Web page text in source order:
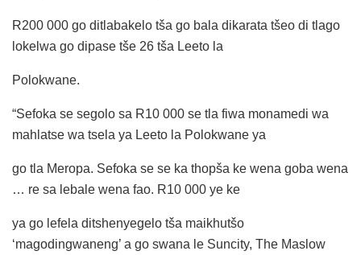
R200 000 go ditlabakelo tša go bala dikarata tšeo di tlago
lokelwa go dipase tše 26 tša Leeto la
Polokwane.
“Sefoka se segolo sa R10 000 se tla fiwa monamedi wa
mahlatse wa tsela ya Leeto la Polokwane ya
go tla Meropa. Sefoka se se ka thopša ke wena goba wena
… re sa lebale wena fao. R10 000 ye ke
ya go lefela ditshenyegelo tša maikhutšo
‘magodingwaneng’ a go swana le Suncity, The Maslow